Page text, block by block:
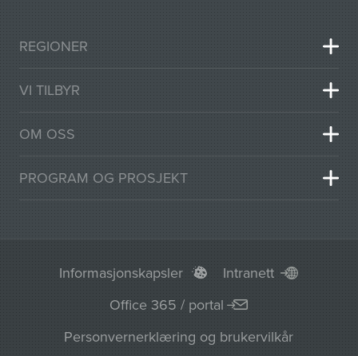
REGIONER
VI TILBYR
OM OSS
PROGRAM OG PROSJEKT
Informasjonskapsler
Intranett
Office 365 / portal
Personvernerklæring og brukervilkår